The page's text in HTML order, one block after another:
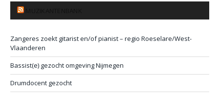
Zangeres zoekt gitarist en/of pianist – regio Roeselare/West-
Vlaanderen
Bassist(e) gezocht omgeving Nijmegen
Drumdocent gezocht